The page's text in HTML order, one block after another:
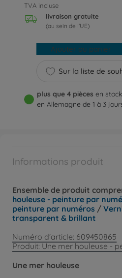
TVA incluse
livraison gratuite
(au sein de l'UE)
Sur la liste de
Ajouter au panier
plus que 4 pièces en
en Allemagne de 1 à 3
Informations produit
Ensemble de produit
houleuse - peinture par
peinture par numéros /
transparent & brillant
Numéro d'article: 609450865
Produit: Une mer houleuse -
Une mer houleuse